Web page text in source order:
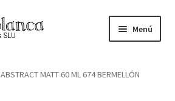
Menú
ABSTRACT MATT 60 ML 674 BERMELLÓN